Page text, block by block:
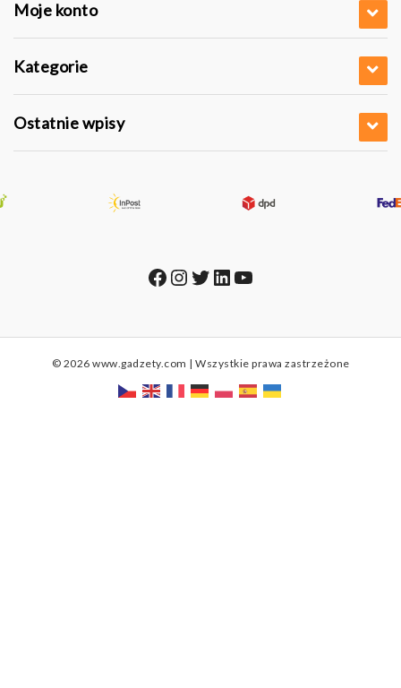
Moje konto
Kategorie
Ostatnie wpisy
Facebook
Instagram
Twitter
LinkedIn
YouTube
© 2026 www.gadzety.com | Wszystkie prawa zastrzeżone